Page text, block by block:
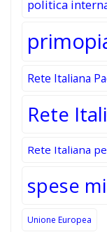
politica
Rete Italiana
Rete
Rete Italiana
spese
Unione Europea